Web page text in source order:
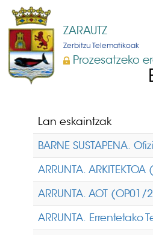
ZARAUTZ
Zerbitzu Telematikoak
Prozesatzeko
Lan eskaintzak
BARNE SUSTAPENA.
ARRUNTA.
ARRUNTA. AOT (OP01/
ARRUNTA. Errentetako